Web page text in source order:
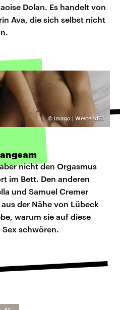
Dolan. Es handelt von
Ava, die sich selbst nicht
© imago | Westend61
nicht den Orgasmus
im Bett. Den anderen
und Samuel Cremer
der Nähe von Lübeck
warum sie auf diese
schwören.